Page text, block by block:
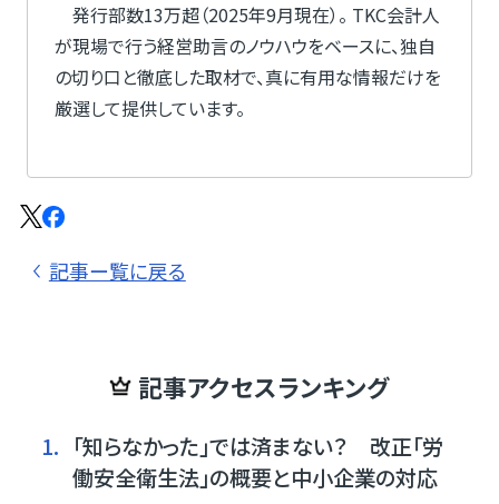
発行部数13万超（2025年9月現在）。 TKC会計人
が現場で行う経営助言のノウハウをベースに、独自
の切り口と徹底した取材で、真に有用な情報だけを
厳選して提供しています。
記事ー覧に戻る
記事アクセスランキング
1. 「知らなかった」では済まない？ 改正「労
働安全衛生法」の概要と中小企業の対応